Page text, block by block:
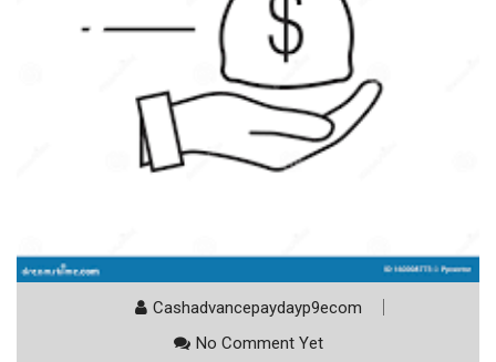
Cashadvancepaydayp9ecom
No Comment Yet